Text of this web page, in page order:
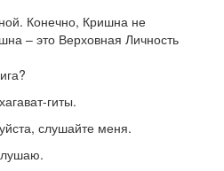
Конечно, Кришна не
– это Верховная Личность
гиты.
слушайте меня.